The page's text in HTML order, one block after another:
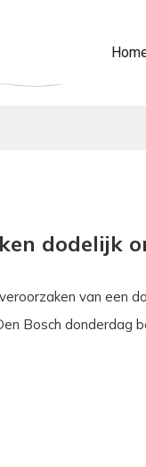
dodelijk
van een
Bosch donderdag